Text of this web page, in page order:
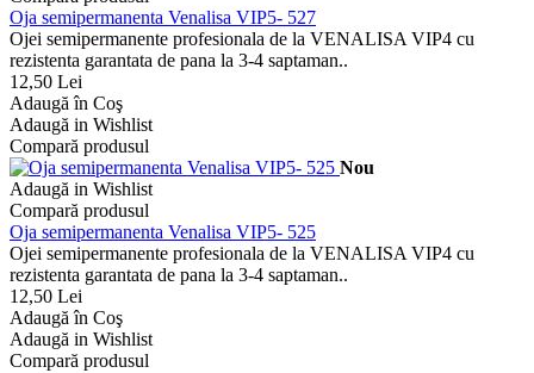
Oja semipermanenta Venalisa VIP5- 527
Ojei semipermanente profesionala de la VENALISA VIP4 cu
rezistenta garantata de pana la 3-4 saptaman..
12,50 Lei
Adaugă în Coş
Adaugă in Wishlist
Compară produsul
Nou
Adaugă in Wishlist
Compară produsul
Oja semipermanenta Venalisa VIP5- 525
Ojei semipermanente profesionala de la VENALISA VIP4 cu
rezistenta garantata de pana la 3-4 saptaman..
12,50 Lei
Adaugă în Coş
Adaugă in Wishlist
Compară produsul